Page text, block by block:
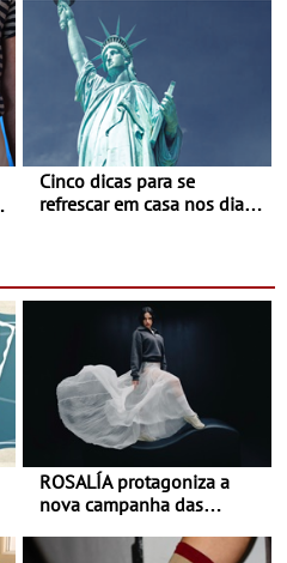
ao final de Setembro -
Experiência luminosa no
jardim do Museu de
Alberto Sampaio
Cinco dicas para se
refrescar em casa nos dias
ROSALÍA protagoniza a
nova campanha das
Balance